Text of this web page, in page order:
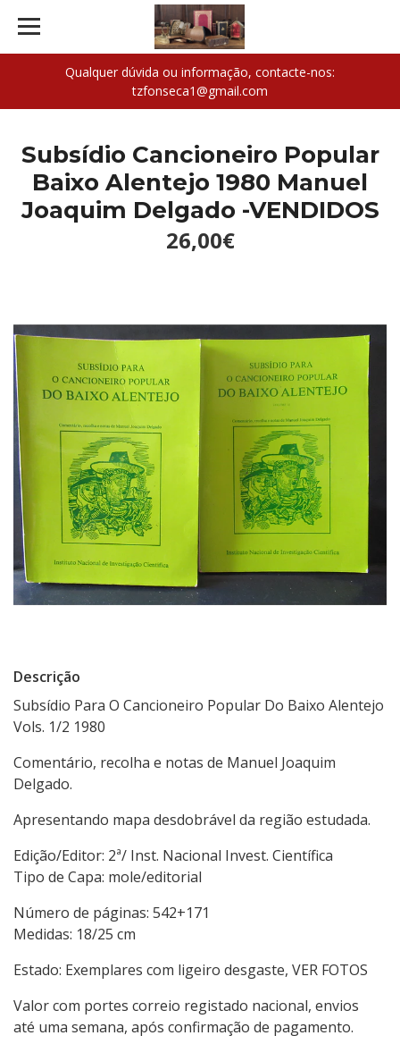
Qualquer dúvida ou informação, contacte-nos:
tzfonseca1@gmail.com
Subsídio Cancioneiro Popular
Baixo Alentejo 1980 Manuel
Joaquim Delgado -VENDIDOS
26,00€
Descrição
Subsídio Para O Cancioneiro Popular Do Baixo Alentejo
Vols. 1/2 1980
Comentário, recolha e notas de Manuel Joaquim
Delgado.
Apresentando mapa desdobrável da região estudada.
Edição/Editor: 2ª/ Inst. Nacional Invest. Científica
Tipo de Capa: mole/editorial
Número de páginas: 542+171
Medidas: 18/25 cm
Estado: Exemplares com ligeiro desgaste, VER FOTOS
Valor com portes correio registado nacional, envios
até uma semana, após confirmação de pagamento.